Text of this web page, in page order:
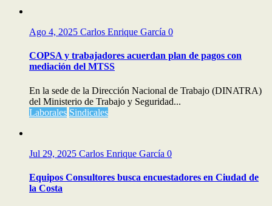
Ago 4, 2025 Carlos Enrique García 0
COPSA y trabajadores acuerdan plan de pagos con
mediación del MTSS
En la sede de la Dirección Nacional de Trabajo (DINATRA)
del Ministerio de Trabajo y Seguridad...
Laborales Sindicales
Jul 29, 2025 Carlos Enrique García 0
Equipos Consultores busca encuestadores en Ciudad de
la Costa